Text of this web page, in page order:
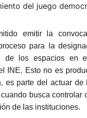
del juego
emitir la
para la
de los espacios en
INE. Esto no es
es parte del actuar de
busca controlar
de las instituciones.